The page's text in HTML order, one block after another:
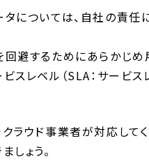
については、自社の責任
回避するためにあらかじ
スレベル（SLA：サービス
ラウド事業者が対応してく
しょう。